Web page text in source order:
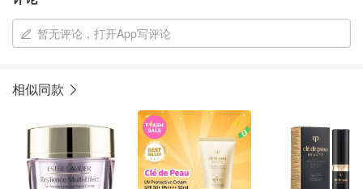
暂无评论，打开App写评论
相似同款